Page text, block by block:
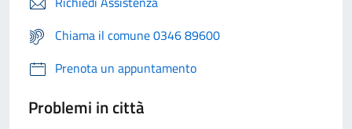
Chiama il comune 0346 89600
Prenota un appuntamento
Problemi in città